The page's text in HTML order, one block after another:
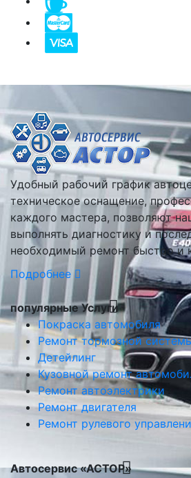
Удобный рабочий график
техническое оснащение,
каждого мастера, позволяют
выполнять диагностику и
необходимый ремонт быстро и
Подробнее
популярные Услуги
Покраска автомобиля
Ремонт тормозной
Детейлинг
Кузовной ремонт
Ремонт автоэлектрики
Ремонт двигателя
Ремонт рулевого
Автосервис «АСТОР»